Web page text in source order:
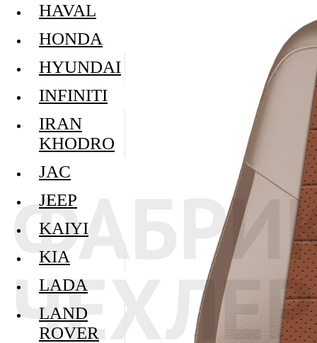
HAVAL
HONDA
HYUNDAI
INFINITI
IRAN
KHODRO
JAC
JEEP
KAIYI
KIA
LADA
LAND
ROVER